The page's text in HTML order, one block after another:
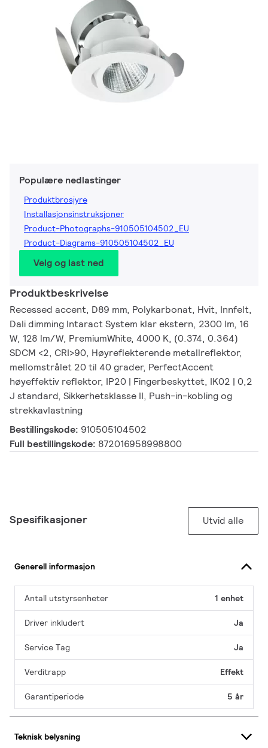
Populære nedlastinger
Produktbrosjyre
Installasjonsinstruksjoner
Product-Photographs-910505104502_EU
Product-Diagrams-910505104502_EU
Velg og last ned
Produktbeskrivelse
Recessed accent, D89 mm, Polykarbonat, Hvit, Innfelt,
Dali dimming Intaract System klar ekstern, 2300 lm, 16
W, 128 lm/W, PremiumWhite, 4000 K, (0.374, 0.364)
SDCM <2, CRI>90, Høyreflekterende metallreflektor,
mellomstrålet 20 til 40 grader, PerfectAccent
høyeffektiv reflektor, IP20 | Fingerbeskyttet, IK02 | 0,2
J standard, Sikkerhetsklasse II, Push-in-kobling og
strekkavlastning
Bestillingskode: 910505104502
Full bestillingskode: 872016958998800
Spesifikasjoner Utvid alle
Generell informasjon
Antall utstyrsenheter 1 enhet
Driver inkludert Ja
Service Tag Ja
Verditrapp Effekt
Garantiperiode 5 år
Teknisk belysning